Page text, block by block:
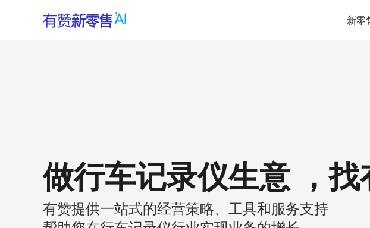
新零
做行车记录仪生意 ，找
有赞提供一站式的经营策略、工具和服务支持